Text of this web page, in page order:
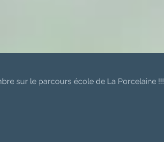
sur le parcours école de La Porcelaine !!!